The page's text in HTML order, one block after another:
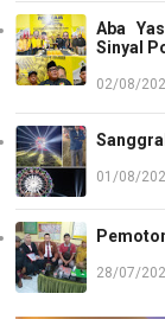
Aba
Sinyal
02/08/
01/08/
28/07/